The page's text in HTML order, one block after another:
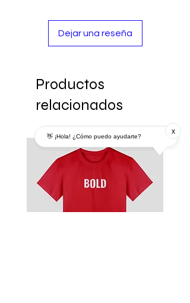
Dejar una reseña
Productos
relacionados
👋 ¡Hola! ¿Cómo puedo ayudarte?
x